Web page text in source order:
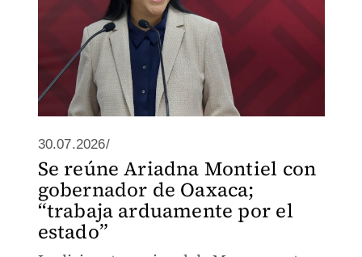
30.07.2026/
Se reúne Ariadna Montiel con
gobernador de Oaxaca;
“trabaja arduamente por el
estado”